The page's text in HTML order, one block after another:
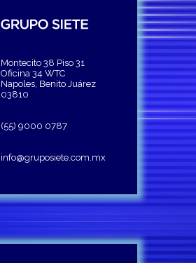
Montecito 38 Piso 31
Oficina 34 WTC
Napoles, Benito Juárez
03810
(55) 9000 0787
info@gruposiete.com.mx